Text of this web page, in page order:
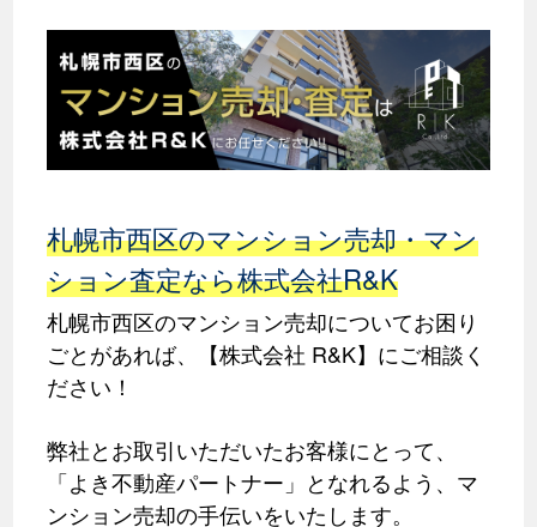
札幌市西区のマンション売却・マン
ション査定なら株式会社R&K
札幌市西区のマンション売却についてお困り
ごとがあれば、【株式会社 R&K】にご相談く
ださい！
弊社とお取引いただいたお客様にとって、
「よき不動産パートナー」となれるよう、マ
ンション売却の手伝いをいたします。